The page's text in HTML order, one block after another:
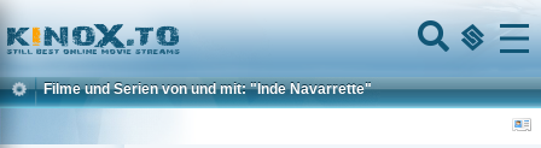
Home
Menu
Filme und Serien von und mit: "Inde Navarrette"